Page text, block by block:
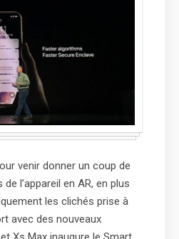
venir donner un coup de
l’appareil en AR, en plus
les clichés prise à
avec des nouveaux